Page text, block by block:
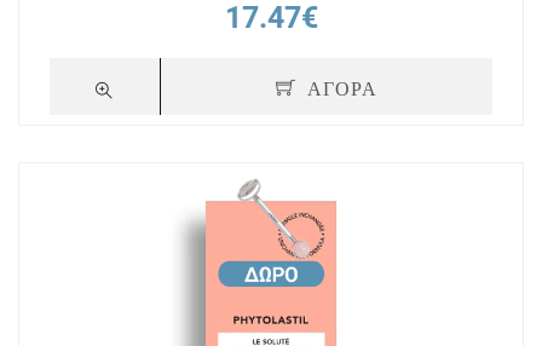
17.47€
ΑΓΟΡΑ